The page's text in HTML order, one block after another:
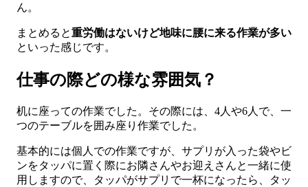
ん。
まとめると重労働はないけど地味に腰に来る作業が多い
といった感じです。
仕事の際どの様な雰囲気？
机に座っての作業でした。その際には、4人や6人で、一
つのテーブルを囲み座り作業でした。
基本的には個人での作業ですが、サプリが入った袋やビ
ンをタッパに置く際にお隣さんやお迎えさんと一緒に使
用しますので、タッパがサプリで一杯になったら、タッ